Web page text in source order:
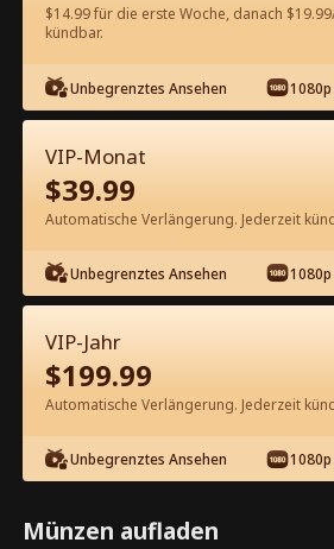
60 Jetzt
Kostenlos in der App
Episode 68 -
Kompletter Film
1-50 51-83
68 69 70
$14.99 für die erste Woche, danach
kündbar.
Unbegrenztes Ansehen
VIP-Monat
$39.99
Automatische Verlängerung. Jederzeit
Unbegrenztes Ansehen
VIP-Jahr
$199.99
Automatische Verlängerung. Jederzeit
Unbegrenztes Ansehen
Münzen aufladen